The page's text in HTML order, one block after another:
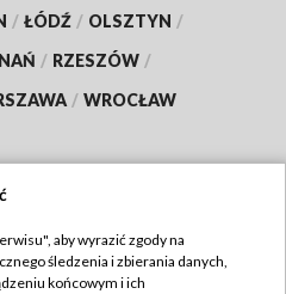
/ ŁÓDŹ / OLSZTYN /
/ RZESZÓW /
/ WROCŁAW
TVP
aby wyrazić zgody na
śledzenia i zbierania danych,
końcowym i ich